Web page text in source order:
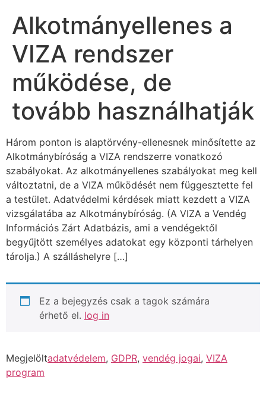
Alkotmányellenes a
VIZA rendszer
működése, de
tovább használhatják
Három ponton is alaptörvény-ellenesnek minősítette az
Alkotmánybíróság a VIZA rendszerre vonatkozó
szabályokat. Az alkotmányellenes szabályokat meg kell
változtatni, de a VIZA működését nem függesztette fel
a testület. Adatvédelmi kérdések miatt kezdett a VIZA
vizsgálatába az Alkotmánybíróság. (A VIZA a Vendég
Információs Zárt Adatbázis, ami a vendégektől
begyűjtött személyes adatokat egy központi tárhelyen
tárolja.) A szálláshelyre […]
Ez a bejegyzés csak a tagok számára
érhető el. log in
Megjelöltadatvédelem, GDPR, vendég jogai, VIZA
program